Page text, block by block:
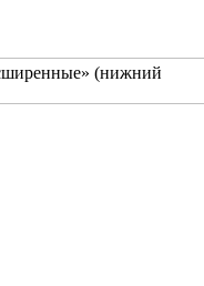
(нижний